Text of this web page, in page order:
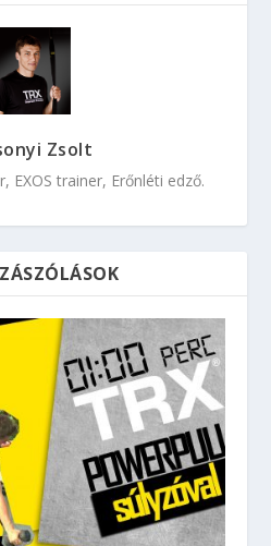
Zsolt
EXOS trainer, Erőnléti edző.